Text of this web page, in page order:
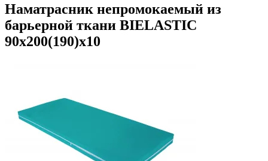
Наматрасник непромокаемый из
барьерной ткани BIELASTIC
90х200(190)х10